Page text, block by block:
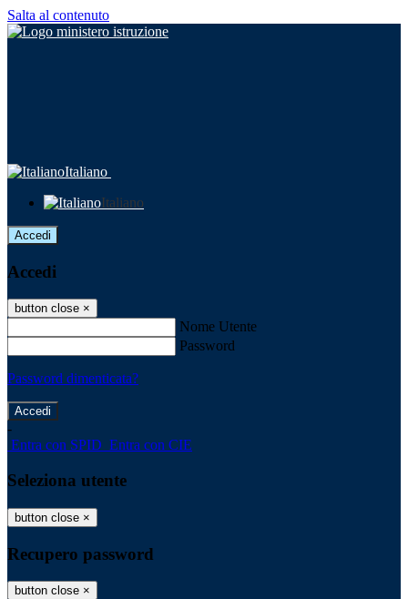
Salta al contenuto
Italiano
Italiano
Accedi
Accedi
button close ×
Nome Utente
Password
Password dimenticata?
-
Entra con SPID Entra con CIE
Seleziona utente
button close ×
Recupero password
button close ×